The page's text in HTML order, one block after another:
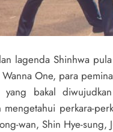
lagenda Shinhwa
One, para
bakal
mengetahui perkara-
wan, Shin Hye-sung,